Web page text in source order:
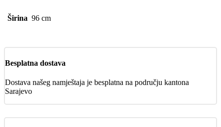
Širina 96 cm
Besplatna dostava
Dostava našeg namještaja je besplatna na području kantona
Sarajevo